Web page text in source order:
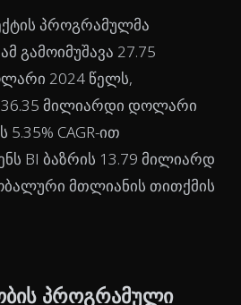
პროგრამულმა
გამოიმუშავა 27.75
2024 წელს,
მილიარდი დოლარი
CAGR-ით
BI ბაზრის 13.79 მილიარდ
მთლიანის თითქმის
პროგრამული